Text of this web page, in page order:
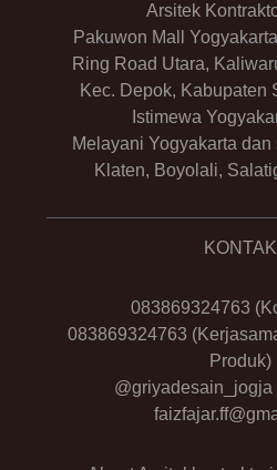
Arsitek
Pakuwon Mall
Ring Road Utara,
Kec. Depok, Kabupaten
Istimewa
Melayani Yogyakarta
Klaten, Boyolali,
KONTAK
083869324763
083869324763
Produk)
@griyadesain_jogja